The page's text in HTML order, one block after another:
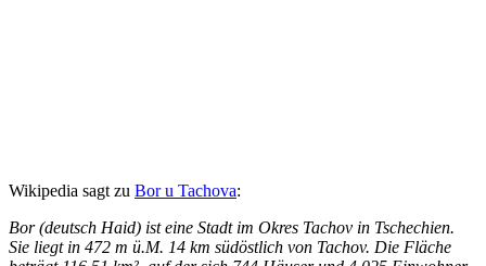
Wikipedia sagt zu Bor u Tachova:
Bor (deutsch Haid) ist eine Stadt im Okres Tachov in Tschechien.
Sie liegt in 472 m ü.M. 14 km südöstlich von Tachov. Die Fläche